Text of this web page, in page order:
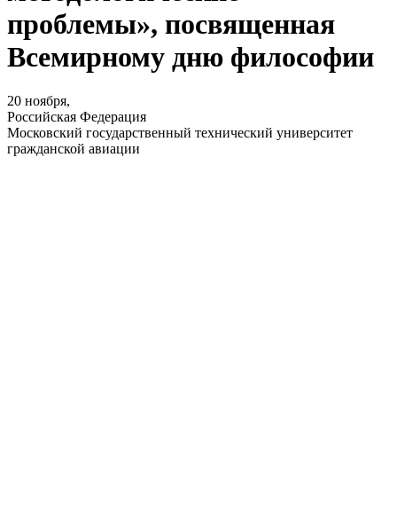
проблемы», посвященная
Всемирному дню философии
20 ноября,
Российская Федерация
Московский государственный технический университет
гражданской авиации